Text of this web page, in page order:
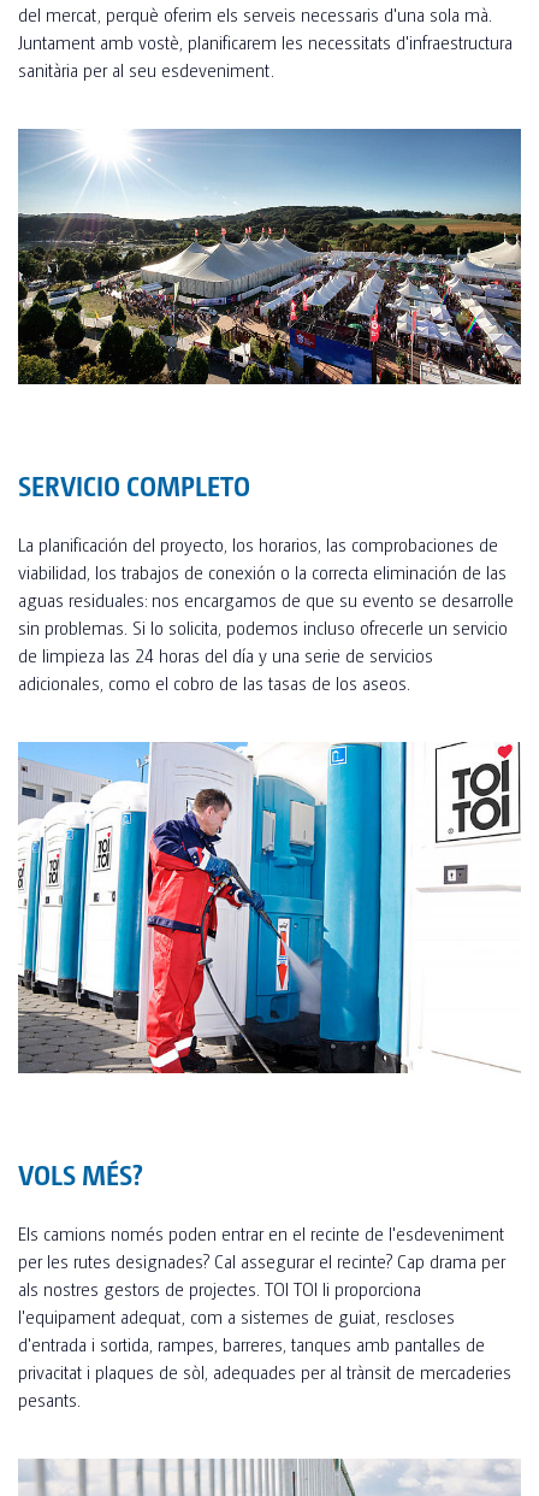
TOI® PIPI X8
TOI® PIPI CONNECT X8
TOI® HANDS DUO
TOI® HANDY
TOI® COLUMNA
SANI TOI®
TOI® HEATER
TOI® SHOWER
del mercat, perquè oferim els serveis necessaris d'una sola mà.
Juntament amb vostè, planificarem les necessitats d'infraestructura
sanitària per al seu esdeveniment.
SERVICIO COMPLETO
La planificación del proyecto, los horarios, las comprobaciones de
viabilidad, los trabajos de conexión o la correcta eliminación de las
aguas residuales: nos encargamos de que su evento se desarrolle
sin problemas. Si lo solicita, podemos incluso ofrecerle un servicio
de limpieza las 24 horas del día y una serie de servicios
adicionales, como el cobro de las tasas de los aseos.
VOLS MÉS?
Els camions només poden entrar en el recinte de l'esdeveniment
per les rutes designades? Cal assegurar el recinte? Cap drama per
als nostres gestors de projectes. TOI TOI li proporciona
l'equipament adequat, com a sistemes de guiat, rescloses
d'entrada i sortida, rampes, barreres, tanques amb pantalles de
privacitat i plaques de sòl, adequades per al trànsit de mercaderies
pesants.